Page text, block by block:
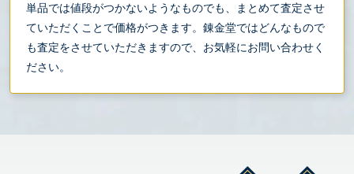
単品では値段がつかないようなものでも、まとめて査定させ
ていただくことで価格がつきます。錬金堂ではどんなもので
も査定をさせていただきますので、お気軽にお問い合わせく
ださい。